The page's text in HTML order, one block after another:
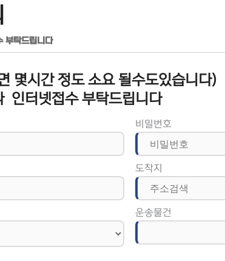
부탁드립니다
몇시간 정도 소요 될수도있습니다)
인터넷접수 부탁드립니다
비밀번호
도착지
운송물건